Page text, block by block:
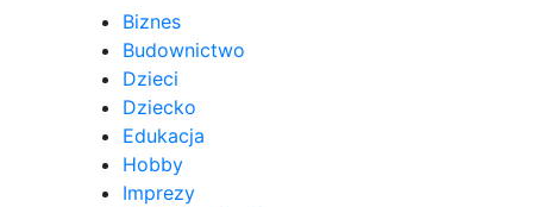
Biznes
Budownictwo
Dzieci
Dziecko
Edukacja
Hobby
Imprezy